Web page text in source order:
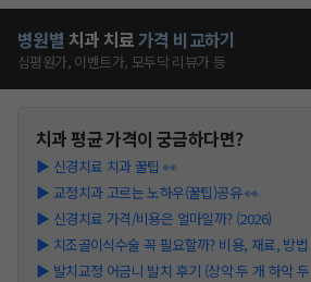
병원별 치과 치료가격 비교하기
심평원가, 이벤트가, 모두닥 리뷰가 등
치과평균 가격이 궁금하다면?
▶ 신경치료 치과 꿀팁 👀
▶ 교정치과 고르는 노하우(꿀팁)공유 👀
▶ 신경치료 가격/비용은 얼마일까? (2026)
▶ 치조골이식수술 꼭 필요할까? 비용, 재료, 방
▶ 발치교정 어금니 발치 후기 (상악 두 개 하악